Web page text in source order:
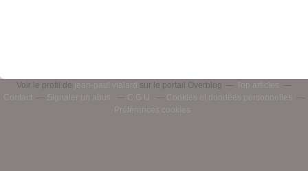
Voir le profil de jean-paul vialard sur le portail Overblog
Top articles
Contact
Signaler un abus C.G.U.
Cookies et données personnelles
Préférences cookies